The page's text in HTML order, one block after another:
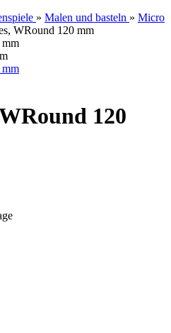
» Malen und basteln » Micro
WRound 120 mm
120